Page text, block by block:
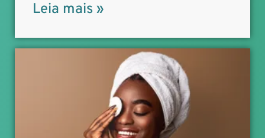
Leia mais »